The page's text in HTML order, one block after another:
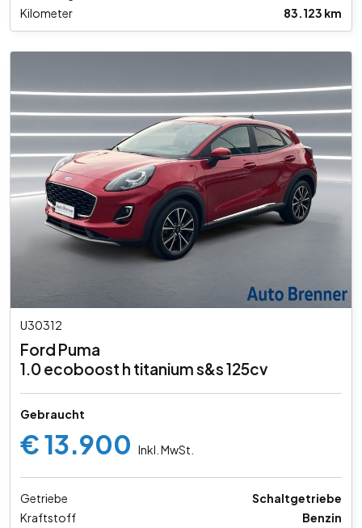
Kilometer
83.123 km
U30312
Ford Puma
1.0 ecoboost h titanium s&s 125cv
Gebraucht
€ 13.900 Inkl. MwSt.
Getriebe
Schaltgetriebe
Kraftstoff
Benzin